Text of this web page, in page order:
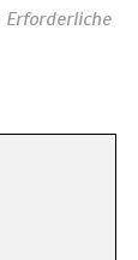
Erforderliche